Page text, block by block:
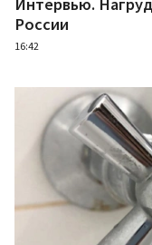
России
16:42